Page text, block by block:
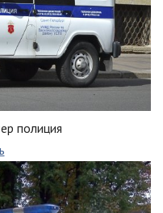
полиция